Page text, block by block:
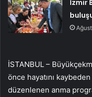
İzmir
İSTANBUL –
önce hayatını
düzenlenen anma